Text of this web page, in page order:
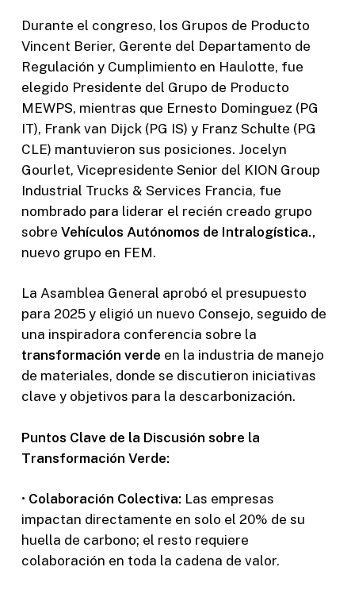
Durante el congreso, los Grupos de Producto
Vincent Berier, Gerente del Departamento de
Regulación y Cumplimiento en Haulotte, fue
elegido Presidente del Grupo de Producto
MEWPS, mientras que Ernesto Dominguez (PG
IT), Frank van Dijck (PG IS) y Franz Schulte (PG
CLE) mantuvieron sus posiciones. Jocelyn
Gourlet, Vicepresidente Senior del KION Group
Industrial Trucks & Services Francia, fue
nombrado para liderar el recién creado grupo
sobre Vehículos Autónomos de Intralogística.,
nuevo grupo en FEM.
La Asamblea General aprobó el presupuesto
para 2025 y eligió un nuevo Consejo, seguido de
una inspiradora conferencia sobre la
transformación verde en la industria de manejo
de materiales, donde se discutieron iniciativas
clave y objetivos para la descarbonización.
Puntos Clave de la Discusión sobre la
Transformación Verde:
• Colaboración Colectiva: Las empresas
impactan directamente en solo el 20% de su
huella de carbono; el resto requiere
colaboración en toda la cadena de valor.